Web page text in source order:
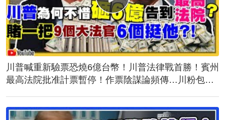
川普喊重新驗票恐燒6億台幣！川普法律戰首勝！賓州
最高法院批准計票暫停！作票陰謀論頻傳…川粉包圍